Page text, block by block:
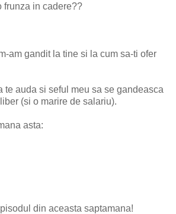
frunza in cadere??
am gandit la tine si la cum sa-ti ofer
te auda si seful meu sa se gandeasca
(si o marire de salariu).
asta:
din aceasta saptamana!